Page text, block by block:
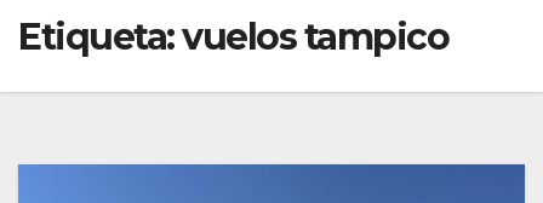
Etiqueta:vuelos tampico